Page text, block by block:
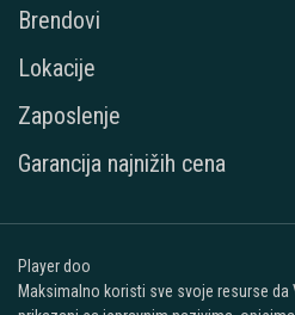
Brendovi
Lokacije
Zaposlenje
Garancija najnižih cena
Player doo
Maksimalno koristi sve svoje resurse da